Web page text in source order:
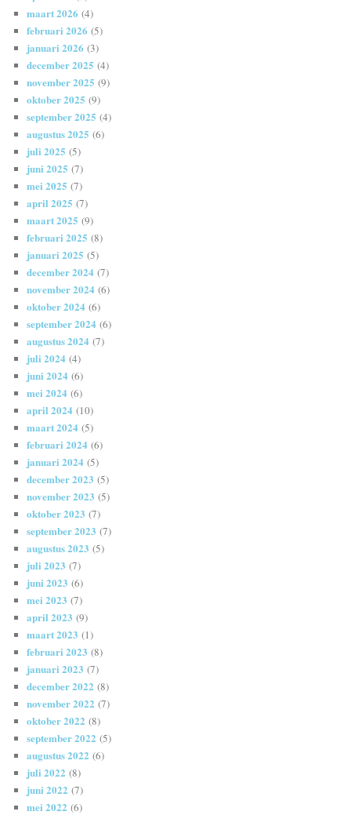
maart 2026 (4)
februari 2026 (5)
januari 2026 (3)
december 2025 (4)
november 2025 (9)
oktober 2025 (9)
september 2025 (4)
augustus 2025 (6)
juli 2025 (5)
juni 2025 (7)
mei 2025 (7)
april 2025 (7)
maart 2025 (9)
februari 2025 (8)
januari 2025 (5)
december 2024 (7)
november 2024 (6)
oktober 2024 (6)
september 2024 (6)
augustus 2024 (7)
juli 2024 (4)
juni 2024 (6)
mei 2024 (6)
april 2024 (10)
maart 2024 (5)
februari 2024 (6)
januari 2024 (5)
december 2023 (5)
november 2023 (5)
oktober 2023 (7)
september 2023 (7)
augustus 2023 (5)
juli 2023 (7)
juni 2023 (6)
mei 2023 (7)
april 2023 (9)
maart 2023 (1)
februari 2023 (8)
januari 2023 (7)
december 2022 (8)
november 2022 (7)
oktober 2022 (8)
september 2022 (5)
augustus 2022 (6)
juli 2022 (8)
juni 2022 (7)
mei 2022 (6)